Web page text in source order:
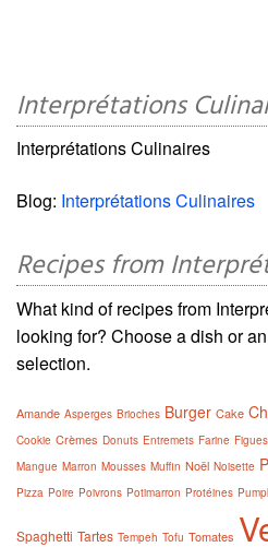
Interprétations
Interprétations Culinaires
Blog: Interprétations Culinaires
Recipes from
What kind of recipes from
looking for? Choose a dish or
selection.
Amande Asperges Brioches Burger Cake
Cookie Crèmes Donuts Entremets Farine Figues
Mangue Marron Mousses Muffin Noël Noisette
Pizza Poire Poivrons Potimarron Protéines
Spaghetti Tartes Tempeh Tofu Tomates